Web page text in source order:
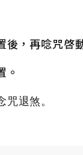
，再唸咒啓
。
咒退煞。